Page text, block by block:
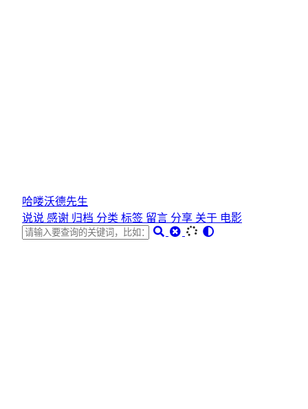
哈喽沃德先生
说说 感谢 归档 分类 标签 留言 分享 关于 电影